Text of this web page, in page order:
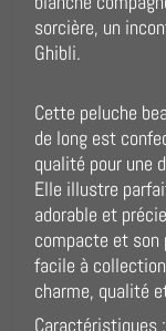
sorcière, un
Ghibli.
Cette peluche
de long est
qualité pour une
Elle illustre
adorable et
compacte et son
facile à
charme, qualité
Caractéristiques :